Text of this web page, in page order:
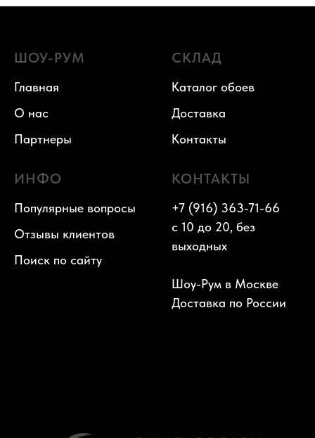
ШОУ-РУМ
Главная
О нас
Партнеры
СКЛАД
Каталог обоев
Доставка
Контакты
ИНФО
Популярные вопросы
Отзывы клиентов
Поиск по сайту
КОНТАКТЫ
+7 (916) 363-71-66
с 10 до 20, без
выходных
Шоу-Рум в Москве
Доставка по России